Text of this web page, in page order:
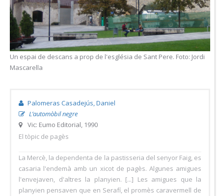
Un espai de descans a prop de l'església de Sant Pere. Foto: Jordi
Mascarella
Palomeras Casadejús, Daniel
L’automòbil negre
Vic: Eumo Editorial, 1990
El tòpic de pagès
La Mercè, la dependenta de la pastisseria del senyor Faig, es
casaria l'endemà amb un xicot de pagès. Algunes amigues
l'envejaven, d'altres la planyien. [...] Les amigues que la
planyien pensaven que en Serafí, el promès caravermell de